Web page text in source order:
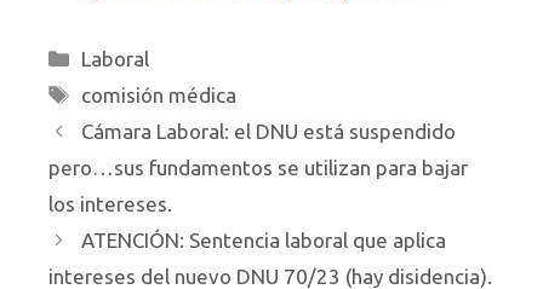
Categorías
Laboral
Etiquetas
comisión médica
Cámara Laboral: el DNU está suspendido
pero…sus fundamentos se utilizan para bajar
los intereses.
ATENCIÓN: Sentencia laboral que aplica
intereses del nuevo DNU 70/23 (hay disidencia).